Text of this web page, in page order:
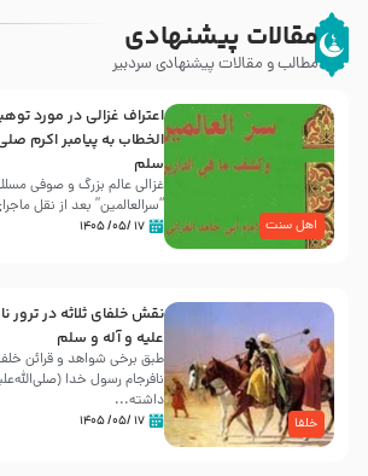
مقالات پیشنهادی
مطالب و مقالات پیشنهادی سردبیر
اهل سنت
اعتراف غزالی در مورد
الخطاب به پیامبر اکرم
سلم
غزالی عالم بزرگ و صوفی
“سرالعالمین” بعد از نقل
۱۷ /۰۵/ ۱۴۰۵
خلفا
نقش خلفای ثلاثه در ترور
علیه و آله و سلم
طبق برخی شواهد و قرائن
نافرجام رسول خدا
داشته‌...
۱۷ /۰۵/ ۱۴۰۵